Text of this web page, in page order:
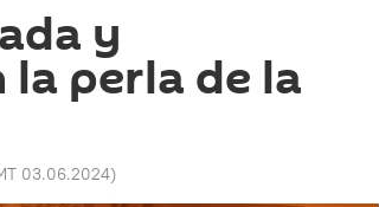
y
perla de la
03.06.2024)